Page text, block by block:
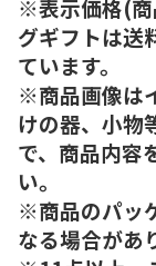
※表示価格(商
グギフトは送
ています。
※商品画像は
けの器、小物
で、商品内容
い。
※商品のパッ
なる場合があ